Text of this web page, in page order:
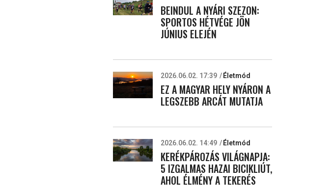
BEINDUL A NYÁRI SZEZON:
SPORTOS HÉTVÉGE JÖN
JÚNIUS ELEJÉN
2026.06.02. 17:39 Életmód
EZ A MAGYAR HELY NYÁRON A
LEGSZEBB ARCÁT MUTATJA
2026.06.02. 14:49 Életmód
KERÉKPÁROZÁS VILÁGNAPJA:
5 IZGALMAS HAZAI BICIKLIÚT,
AHOL ÉLMÉNY A TEKERÉS